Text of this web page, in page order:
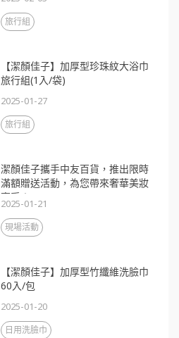
旅行組
【潔顏佳子】加厚型珍珠紋大浴巾
旅行組(1入/袋)
2025-01-27
旅行組
潔顏佳子攜手中友百貨，推出限時
滿額贈送活動，為您帶來奢華美妝
享受！
2025-01-21
現場活動
【潔顏佳子】加厚型竹纖維洗臉巾
60入/包
2025-01-20
日用洗臉巾